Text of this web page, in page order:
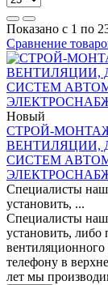
Показано с 1 по
Сравнение
Новый
СТРОЙ-
ВЕНТИЛЯЦИИ,
СИСТЕМ
Специалисты
установить, ...
Специалисты
установить, либо
телефону в
лет мы